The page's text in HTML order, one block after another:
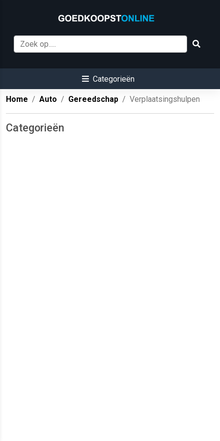
Categorieën
Home Auto Gereedschap Verplaatsingshulpen
Categorieën